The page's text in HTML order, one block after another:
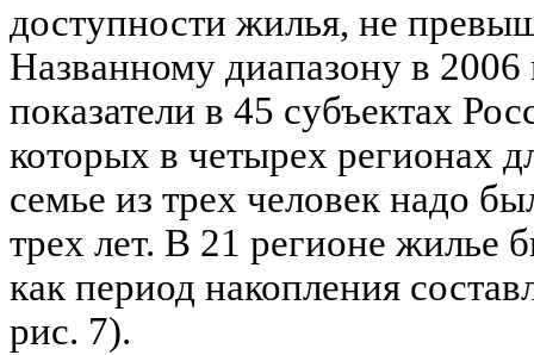
доступности жилья, не
Названному диапазону в 2006
показатели в 45 субъектах
которых в четырех регионах
семье из трех человек надо
трех лет. В 21 регионе жилье
как период накопления
рис. 7).